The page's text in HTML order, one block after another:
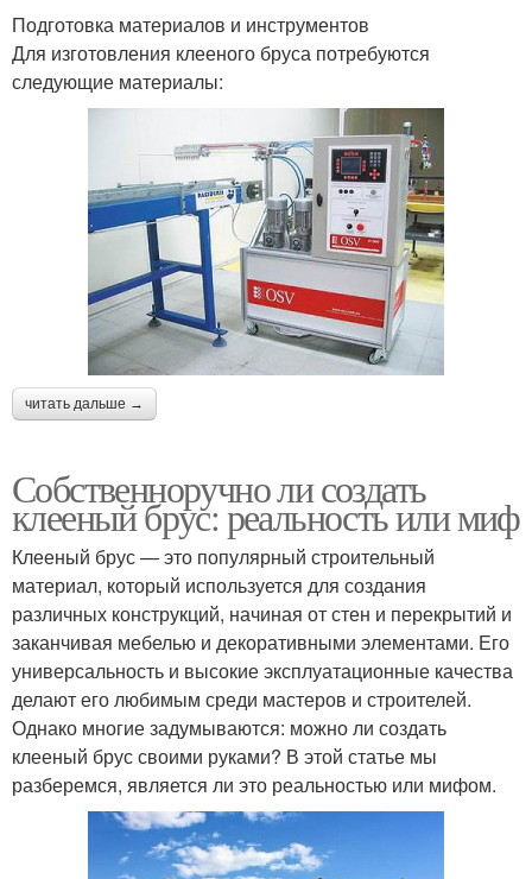
Подготовка материалов и инструментов
Для изготовления клееного бруса потребуются
следующие материалы:
читать дальше →
Собственноручно ли создать
клееный брус: реальность или миф
Клееный брус — это популярный строительный
материал, который используется для создания
различных конструкций, начиная от стен и перекрытий и
заканчивая мебелью и декоративными элементами. Его
универсальность и высокие эксплуатационные качества
делают его любимым среди мастеров и строителей.
Однако многие задумываются: можно ли создать
клееный брус своими руками? В этой статье мы
разберемся, является ли это реальностью или мифом.